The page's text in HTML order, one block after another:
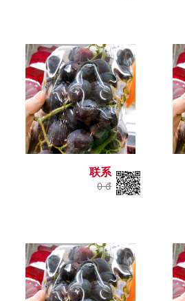
联系
0 đ